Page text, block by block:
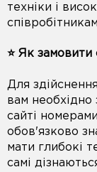
техніки і
⭐️ Як
Для
вам необхідно
сайті
обов'язково
мати глибокі
самі